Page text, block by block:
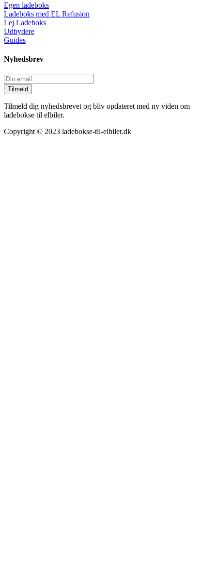
Egen ladeboks
Ladeboks med EL Refusion
Lej Ladeboks
Udbydere
Guides
Nyhedsbrev
Tilmeld
Tilmeld dig nyhedsbrevet og bliv opdateret med ny viden om
ladebokse til elbiler.
Copyright © 2023 ladebokse-til-elbiler.dk